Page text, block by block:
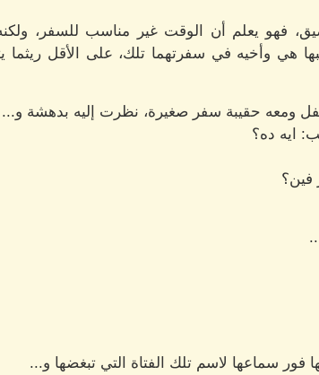
فهو يعلم أن الوقت غير مناسب للسفر،
هي وأخيه في سفرتهما تلك، على الأقل
ومعه حقيبة سفر صغيرة، نظرت إليه بدهشة و...
ايه ده؟
فين؟
فور سماعها لاسم تلك الفتاة التي تبغضها و...